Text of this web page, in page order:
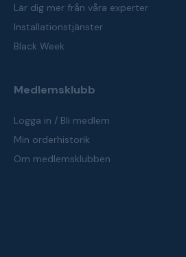
Lär dig mer från våra experter
Installationstjänster
Black Week
Medlemsklubb
Logga in / Bli medlem
Min orderhistorik
Om medlemsklubben